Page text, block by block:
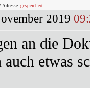
Adresse: gespeichert
2019
an die
auch etwas